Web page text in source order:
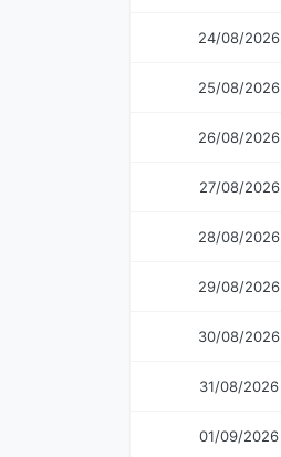
24/08/2026
25/08/2026
26/08/2026
27/08/2026
28/08/2026
29/08/2026
30/08/2026
31/08/2026
01/09/2026